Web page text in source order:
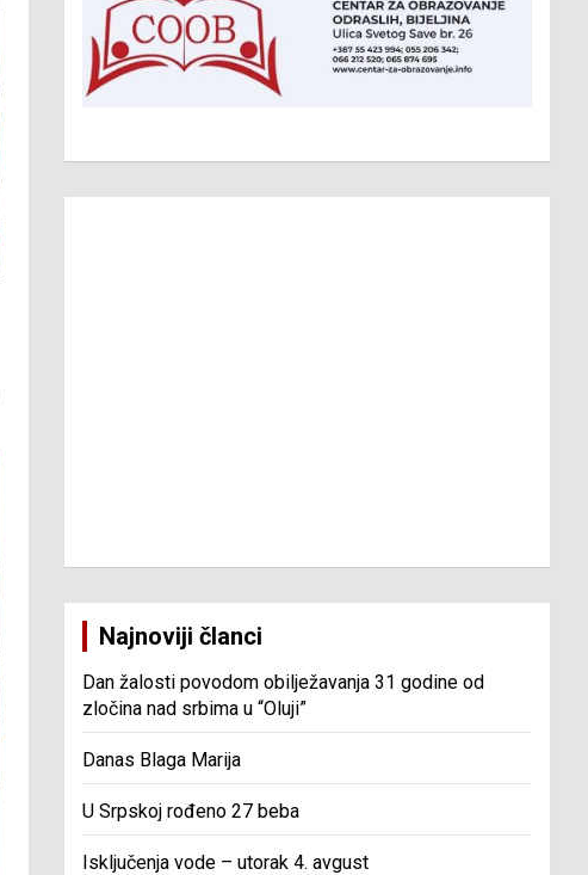
Najnoviji članci
Dan žalosti povodom obilježavanja 31 godine od
zločina nad srbima u “Oluji”
Danas Blaga Marija
U Srpskoj rođeno 27 beba
Isključenja vode – utorak 4. avgust